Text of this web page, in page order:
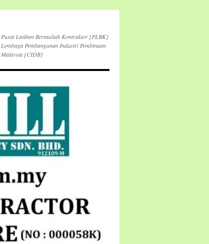
Pusat Latihan Bertauliah Kontraktor [PLBK]
Lembaga Pembangunan Industri Pembinaan
Malaysia [CIDB]